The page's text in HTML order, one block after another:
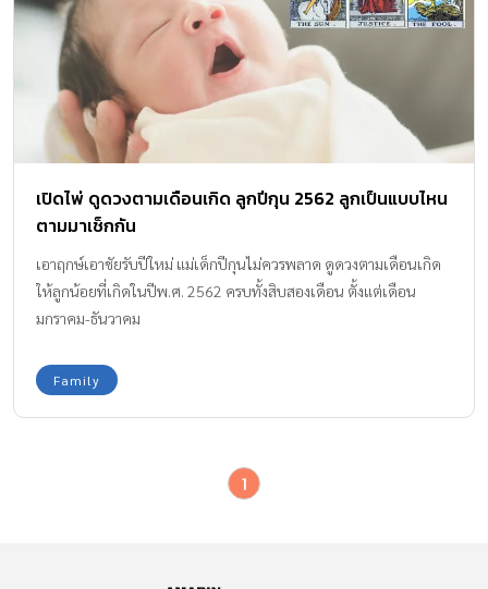
เปิดไพ่ ดูดวงตามเดือนเกิด ลูกปีกุน 2562 ลูกเป็นแบบไหน
ตามมาเช็กกัน
เอาฤกษ์เอาชัยรับปีใหม่ แม่เด็กปีกุนไม่ควรพลาด ดูดวงตามเดือนเกิด
ให้ลูกน้อยที่เกิดในปีพ.ศ. 2562 ครบทั้งสิบสองเดือน ตั้งแต่เดือน
มกราคม-ธันวาคม
Family
1